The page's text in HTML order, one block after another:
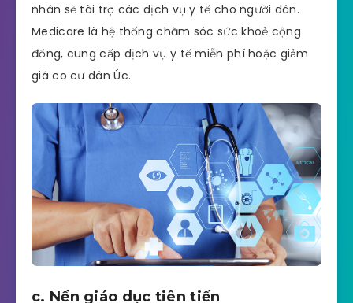
nhân sẽ tài trợ các dịch vụ y tế cho người dân.
Medicare là hệ thống chăm sóc sức khoẻ cộng
đồng, cung cấp dịch vụ y tế miễn phí hoặc giảm
giá co cư dân Úc.
c. Nền giáo dục tiên tiến